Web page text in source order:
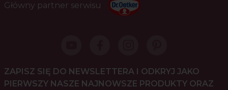
Główny partner serwisu
ZAPISZ SIĘ DO NEWSLETTERA I ODKRYJ JAKO
PIERWSZY NASZE NAJNOWSZE PRODUKTY ORAZ